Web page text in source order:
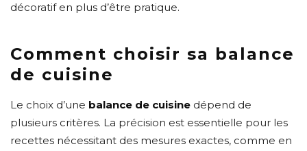
décoratif en plus d’être pratique.
Comment choisir sa balance
de cuisine
Le choix d’une balance de cuisine dépend de
plusieurs critères. La précision est essentielle pour les
recettes nécessitant des mesures exactes, comme en